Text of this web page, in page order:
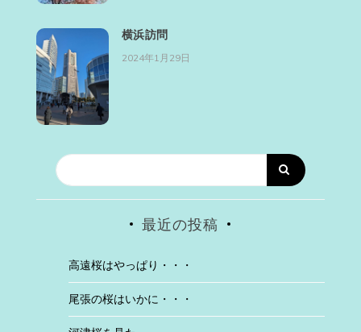
横浜訪問
2024年1月29日
最近の投稿
高遠桜はやっぱり・・・
尾張の桜はいかに・・・